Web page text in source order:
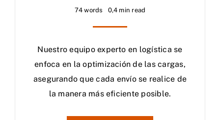
74 words 0,4 min read
Nuestro equipo experto en logística se
enfoca en la optimización de las cargas,
asegurando que cada envío se realice de
la manera más eficiente posible.